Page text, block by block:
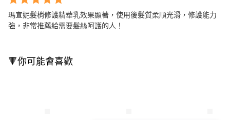
瑪宣妮髮梢修護精華乳效果顯著，使用後髮質柔順光滑，修護能力
強，非常推薦給需要髮絲呵護的人！
🔻你可能會喜歡